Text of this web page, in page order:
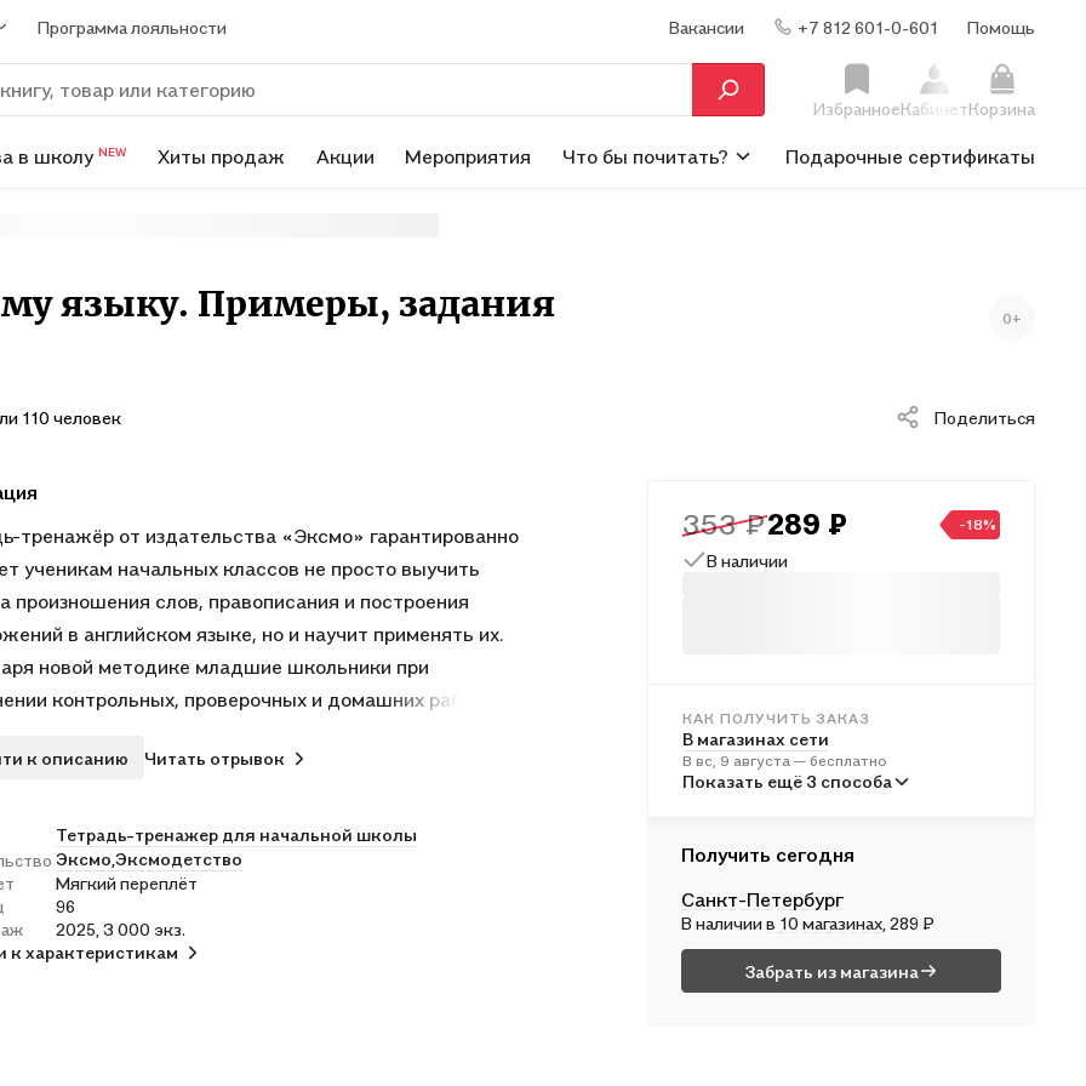
Программа лояльности Вакансии +7 812 601-0-601 Помощь
ИзбранноеКабинетКорзина
в школу NEW Хиты продаж Акции Мероприятия Что бы почитать? Подарочные сертификаты
языку. Примеры, задания 0+
110 человек Поделиться
тренажёр от издательства «Эксмо» гарантированно
ученикам начальных классов не просто выучить
произношения слов, правописания и построения
в английском языке, но и научит применять их.
новой методике младшие школьники при
контрольных, проверочных и домашних работ не
и закреплению знаний, полученных на уроках
в соответствии с последними требованиями ФГОС
общего образования.
к описанию Читать отрывок
Тетрадь-тренажер для начальной школы
Эксмо, Эксмодетство
Мягкий переплёт
96
2025, 3 000 экз.
к характеристикам
353 ₽289 ₽ -18%
В наличии
КАК ПОЛУЧИТЬ ЗАКАЗ
В магазинах сети
В вс, 9 августа — бесплатно
В пунктах выдачи
В вс, 9 августа — от 312 ₽
Почтой России
В пн, 10 августа — от 497 ₽
Показать ещё 3 способа
Получить сегодня
Санкт-Петербург
В наличиив 10 магазинах , 289 ₽
Забрать из магазина